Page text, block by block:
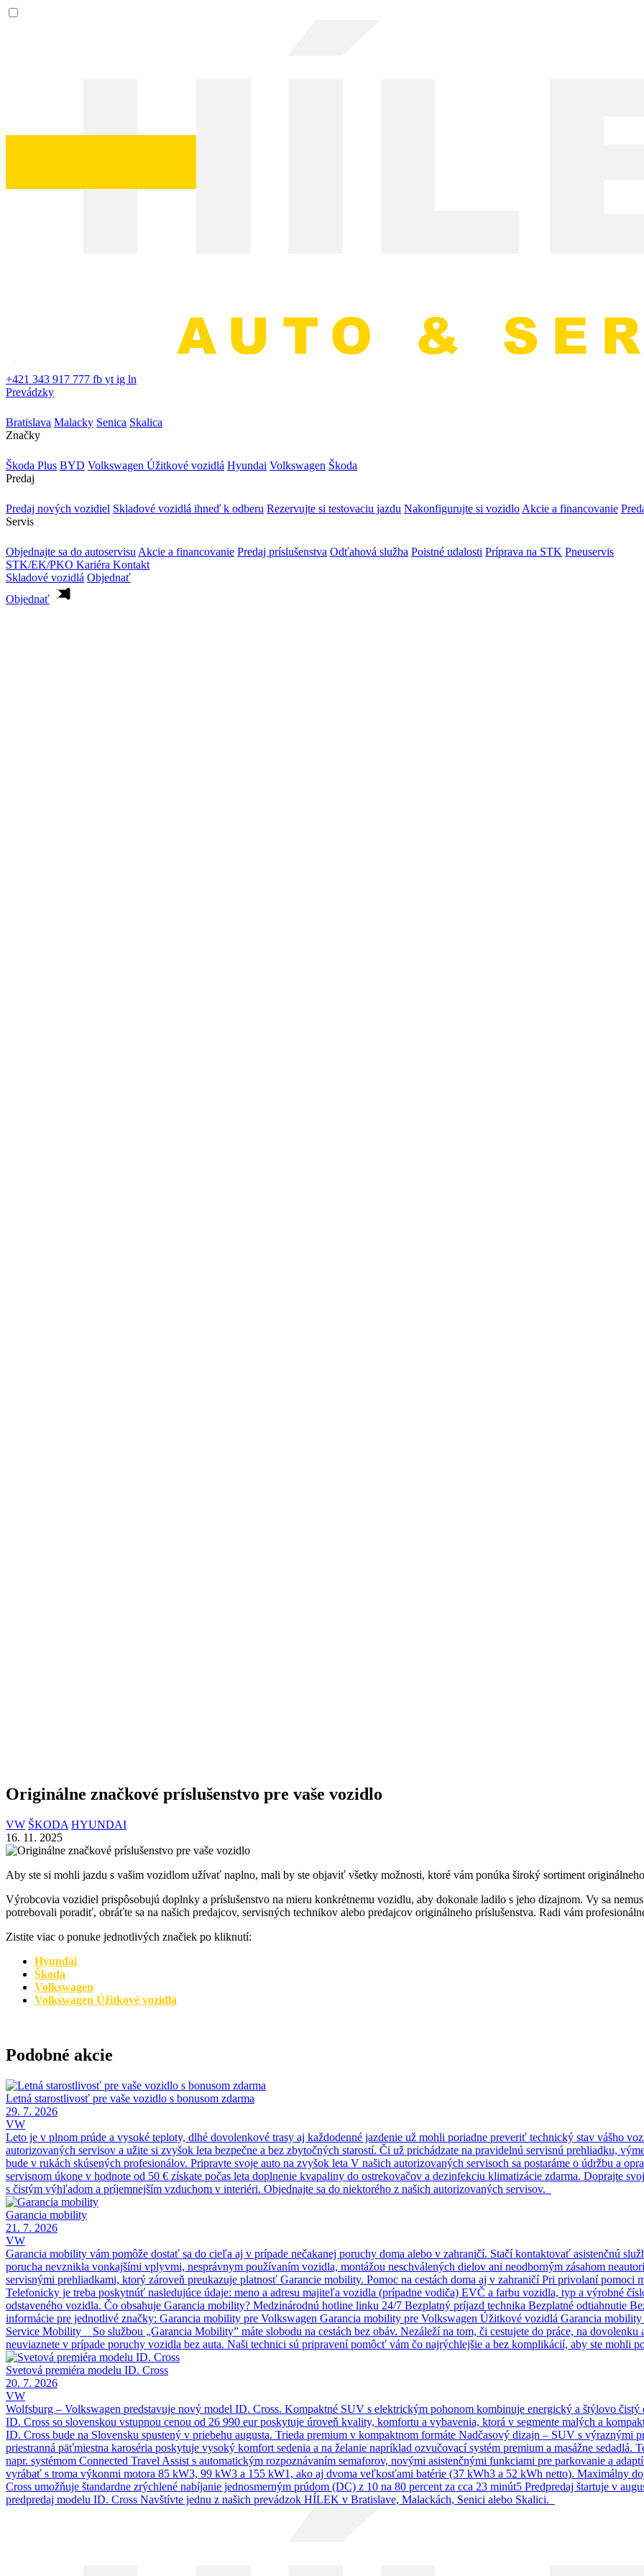
+421 343 917 777 fb yt ig ln
Prevádzky
Bratislava Malacky Senica Skalica
Značky
Škoda Plus BYD Volkswagen Úžitkové vozidlá Hyundai Volkswagen Škoda
Predaj
Predaj nových vozidiel Skladové vozidlá ihneď k odberu Rezervujte si testovaciu jazdu Nakonfigurujte si vozidlo Akcie a financovanie
Servis
Objednajte sa do autoservisu Akcie a financovanie Predaj príslušenstva Odťahová služba Poistné udalosti Príprava na STK Pneuservis
STK/EK/PKO Kariéra Kontakt
Skladové vozidlá Objednať
Objednať
Originálne značkové príslušenstvo pre vaše vozidlo
VW ŠKODA HYUNDAI
16. 11. 2025
Aby ste si mohli jazdu s vašim vozidlom užívať naplno, mali by ste objaviť všetky možnosti, ktoré vám ponúka široký sortiment
Výrobcovia vozidiel prispôsobujú doplnky a príslušenstvo na mieru konkrétnemu vozidlu, aby dokonale ladilo s jeho dizajnom. Vy sa
potrebovali poradiť, obráťte sa na našich predajcov, servisných technikov alebo predajcov originálneho príslušenstva. Radi vám
Zistite viac o ponuke jednotlivých značiek po kliknutí:
Hyundai
Škoda
Volkswagen
Volkswagen Úžitkové vozidlá
Podobné akcie
Letná starostlivosť pre vaše vozidlo s bonusom zdarma
29. 7. 2026
VW
Leto je v plnom prúde a vysoké teploty, dlhé dovolenkové trasy aj každodenné jazdenie už mohli poriadne preveriť technický stav vášho
autorizovaných servisov a užite si zvyšok leta bezpečne a bez zbytočných starostí. Či už prichádzate na pravidelnú servisnú prehliadku,
bude v rukách skúsených profesionálov. Pripravte svoje auto na zvyšok leta V našich autorizovaných servisoch sa postaráme o údržbu a
servisnom úkone v hodnote od 50 € získate počas leta doplnenie kvapaliny do ostrekovačov a dezinfekciu klimatizácie zdarma. Doprajte
s čistým výhľadom a príjemnejším vzduchom v interiéri. Objednajte sa do niektorého z našich autorizovaných servisov.
Garancia mobility
21. 7. 2026
VW
Garancia mobility vám pomôže dostať sa do cieľa aj v prípade nečakanej poruchy doma alebo v zahraničí. Stačí kontaktovať asistenčnú
porucha nevznikla vonkajšími vplyvmi, nesprávnym používaním vozidla, montážou neschválených dielov ani neodborným zásahom
servisnými prehliadkami, ktorý zároveň preukazuje platnosť Garancie mobility. Pomoc na cestách doma aj v zahraničí Pri privolaní pomoci
Telefonicky je treba poskytnúť nasledujúce údaje: meno a adresu majiteľa vozidla (prípadne vodiča) EVČ a farbu vozidla, typ a výrobné
odstaveného vozidla. Čo obsahuje Garancia mobility? Medzinárodnú hotline linku 24/7 Bezplatný príjazd technika Bezplatné odtiahnutie
informácie pre jednotlivé značky: Garancia mobility pre Volkswagen Garancia mobility pre Volkswagen Úžitkové vozidlá Garancia
Service Mobility So službou „Garancia Mobility” máte slobodu na cestách bez obáv. Nezáleží na tom, či cestujete do práce, na
neuviaznete v prípade poruchy vozidla bez auta. Naši technici sú pripravení pomôcť vám čo najrýchlejšie a bez komplikácií, aby ste mohli
Svetová premiéra modelu ID. Cross
20. 7. 2026
VW
Wolfsburg – Volkswagen predstavuje nový model ID. Cross. Kompaktné SUV s elektrickým pohonom kombinuje energický a štýlovo
ID. Cross so slovenskou vstupnou cenou od 26 990 eur poskytuje úroveň kvality, komfortu a vybavenia, ktorá v segmente malých a
ID. Cross bude na Slovensku spustený v priebehu augusta. Trieda premium v kompaktnom formáte Nadčasový dizajn – SUV s
priestranná päťmiestna karoséria poskytuje vysoký komfort sedenia a na želanie napríklad ozvučovací systém premium a masážne
napr. systémom Connected Travel Assist s automatickým rozpoznávaním semaforov, novými asistenčnými funkciami pre parkovanie a
vyrábať s troma výkonmi motora 85 kW3, 99 kW3 a 155 kW1, ako aj dvoma veľkosťami batérie (37 kWh3 a 52 kWh netto). Maximálny
Cross umožňuje štandardne zrýchlené nabíjanie jednosmerným prúdom (DC) z 10 na 80 percent za cca 23 minút5 Predpredaj štartuje v
predpredaj modelu ID. Cross Navštívte jednu z našich prevádzok HÍLEK v Bratislave, Malackách, Senici alebo Skalici.